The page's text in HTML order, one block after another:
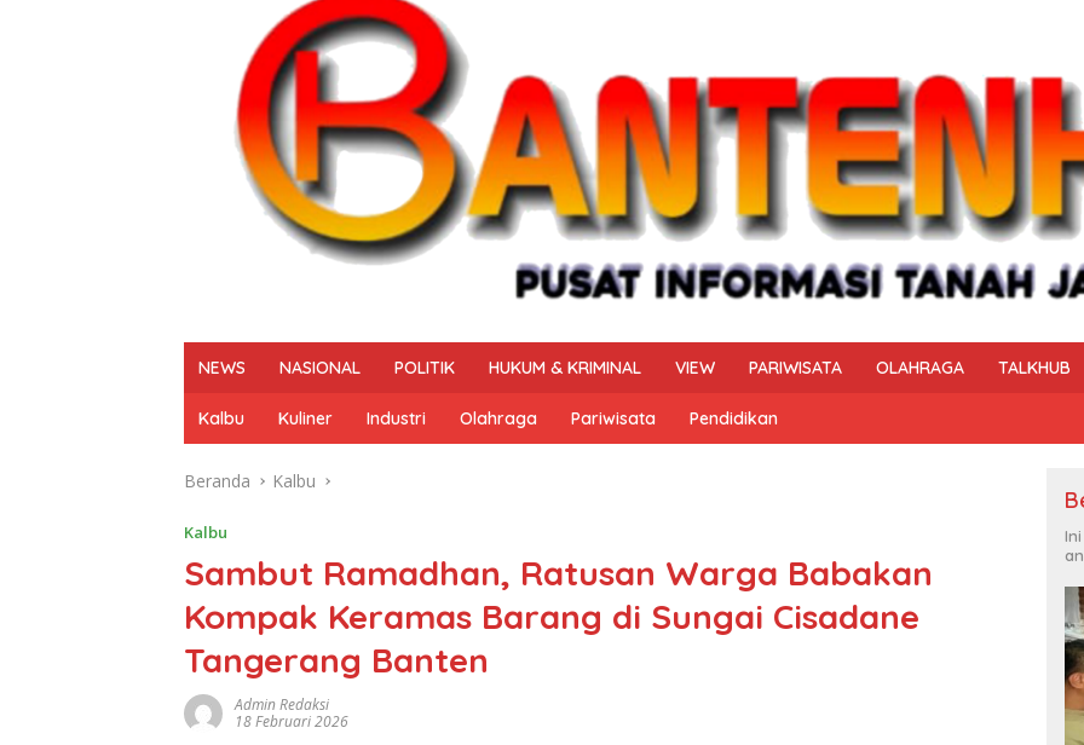
NEWS NASIONAL POLITIK HUKUM & KRIMINAL VIEW PARIWISATA OLAHRAGA TALKHUB
Kalbu Kuliner Industri Olahraga Pariwisata Pendidikan
Beranda Kalbu
Kalbu
Sambut Ramadhan, Ratusan Warga Babakan
Kompak Keramas Barang di Sungai Cisadane
Tangerang Banten
Admin Redaksi
18 Februari 2026